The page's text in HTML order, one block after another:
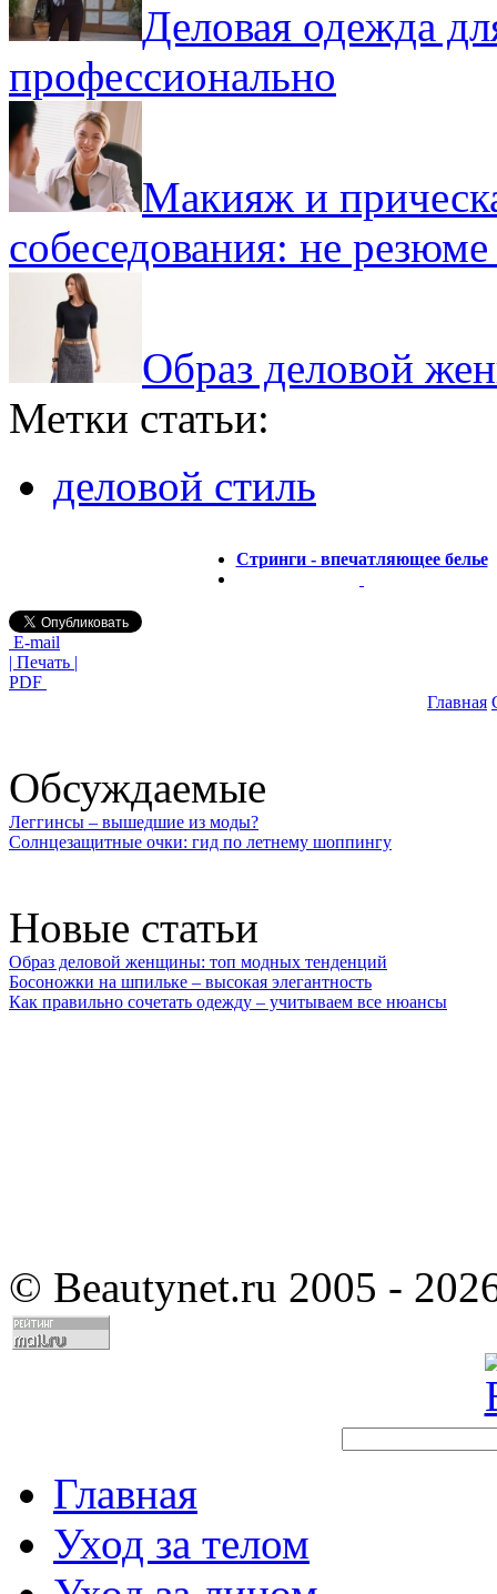
Деловая одежда
профессионально
Макияж и
собеседования: не
Образ деловой
Метки статьи:
деловой стиль
Стринги - впечатляющее белье
E-mail
| Печать |
PDF
Главная
Обсуждаемые
Леггинсы – вышедшие из моды?
Солнцезащитные очки: гид по летнему шоппингу
Новые статьи
Образ деловой женщины: топ модных тенденций
Босоножки на шпильке – высокая элегантность
Как правильно сочетать одежду – учитываем все нюансы
© Beautynet.ru 2005 -
Главная
Уход за телом